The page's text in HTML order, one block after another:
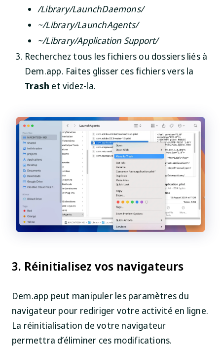
/Library/LaunchDaemons/
~/Library/LaunchAgents/
~/Library/Application Support/
Recherchez tous les fichiers ou dossiers liés à
Dem.app. Faites glisser ces fichiers vers la
Trash et videz-la.
3. Réinitialisez vos navigateurs
Dem.app peut manipuler les paramètres du
navigateur pour rediriger votre activité en ligne.
La réinitialisation de votre navigateur
permettra d’éliminer ces modifications.